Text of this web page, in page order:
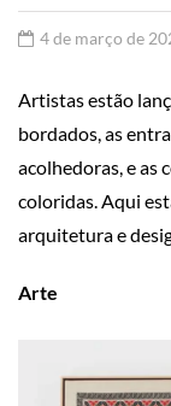
4 de março de
Artistas estão
bordados, as
acolhedoras, e as
coloridas. Aqui
arquitetura e
Arte